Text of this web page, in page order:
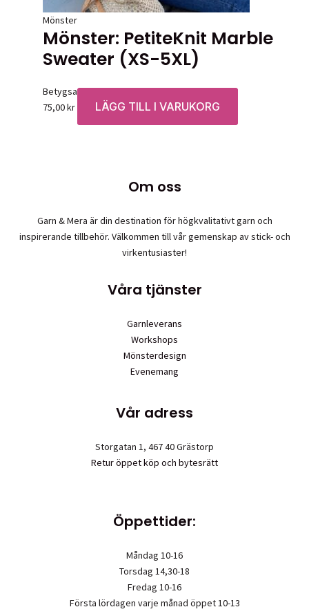
Mönster
Mönster: PetiteKnit Marble
Sweater (XS-5XL)
Betygsatt0av 5
75,00kr LÄGG TILL I VARUKORG
Om oss
Garn & Mera är din destination för högkvalitativt garn och
inspirerande tillbehör. Välkommen till vår gemenskap av stick- och
virkentusiaster!
Våra tjänster
Garnleverans
Workshops
Mönsterdesign
Evenemang
Vår adress
Storgatan 1, 467 40 Grästorp
Retur öppet köp och bytesrätt
Öppettider:
Måndag 10-16
Torsdag 14,30-18
Fredag 10-16
Första lördagen varje månad öppet 10-13